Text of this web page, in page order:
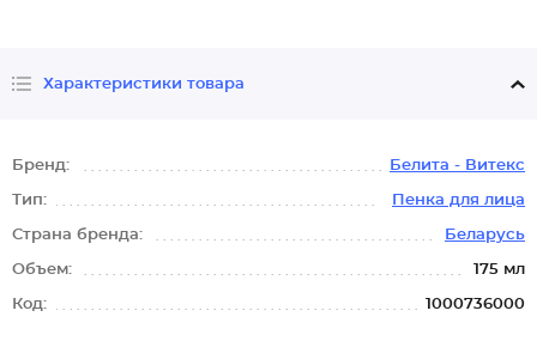
Характеристики товара
Бренд: Белита - Витекс
Тип: Пенка для лица
Страна бренда: Беларусь
Объем: 175 мл
Код: 1000736000